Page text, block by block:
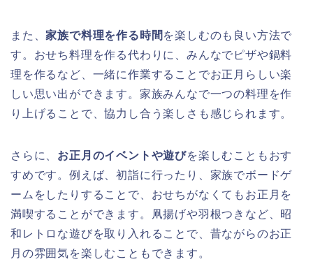
また、家族で料理を作る時間 を楽しむのも良い方法で
す。おせち料理を作る代わりに、みんなでピザや鍋料
理を作るなど、一緒に作業することでお正月らしい楽
しい思い出ができます。家族みんなで一つの料理を作
り上げることで、協力し合う楽しさも感じられます。
さらに、 お正月のイベントや遊びを楽しむこともおす
すめです。例えば、初詣に行ったり、家族でボードゲ
ームをしたりすることで、おせちがなくてもお正月を
満喫することができます。凧揚げや羽根つきなど、昭
和レトロな遊びを取り入れることで、昔ながらのお正
月の雰囲気を楽しむこともできます。